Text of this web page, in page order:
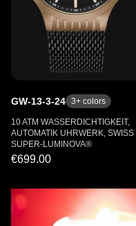
GW-13-3-24 3+ colors
10 ATM WASSERDICHTIGKEIT,
AUTOMATIK UHRWERK, SWISS
SUPER-LUMINOVA®
€699.00